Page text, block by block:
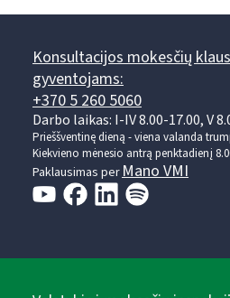
Konsultacijos mokesčių
gyventojams:
+370 5 260 5060
Darbo laikas: I-IV 8.00-17.00, V
Prieššventinę dieną - viena valanda
Kiekvieno mėnesio antrą penktadienį
Paklausimas perMano VMI